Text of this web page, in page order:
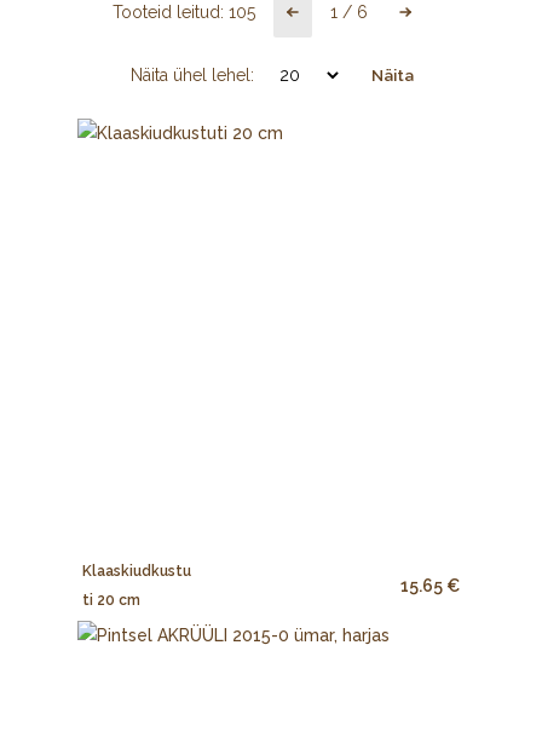
Tooteid leitud: 105 1 / 6
Näita ühel lehel: Näita
Klaaskiudkustu
ti 20 cm
15.65 €